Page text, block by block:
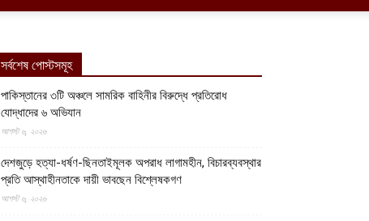
সর্বশেষ পোস্টসমূহ
পাকিস্তানের ৩টি অঞ্চলে সামরিক বাহিনীর বিরুদ্ধে প্রতিরোধ
যোদ্ধাদের ৬ অভিযান
আগস্ট ৬, ২০২৬
দেশজুড়ে হত্যা-ধর্ষণ-ছিনতাইমূলক অপরাধ লাগামহীন, বিচারব্যবস্থার
প্রতি আস্থাহীনতাকে দায়ী ভাবছেন বিশ্লেষকগণ
আগস্ট ৬, ২০২৬